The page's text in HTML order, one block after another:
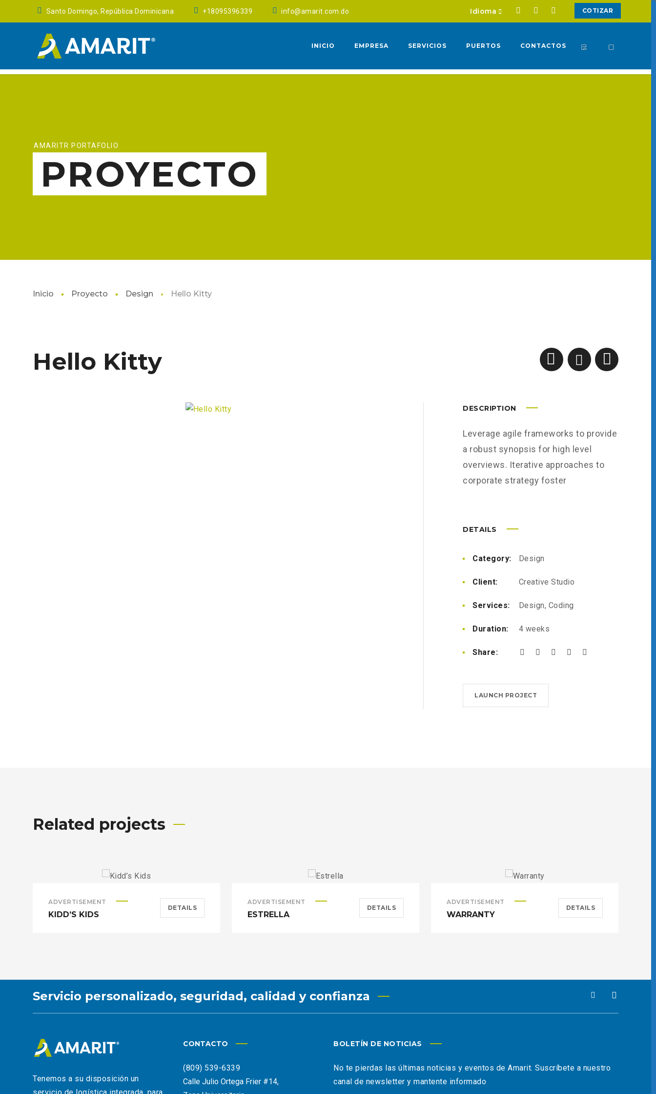
Santo Domingo, República Dominicana +18095396339 info@amarit.com.do COTIZAR
Idioma
INICIO EMPRESA SERVICIOS PUERTOS CONTACTOS
AMARITR PORTAFOLIO
PROYECTO
Inicio Proyecto Design Hello Kitty
Hello Kitty
DESCRIPTION
Leverage agile frameworks to provide
a robust synopsis for high level
overviews. Iterative approaches to
corporate strategy foster
DETAILS
Category: Design
Client: Creative Studio
Services: Design, Coding
Duration: 4 weeks
Share:
LAUNCH PROJECT
Related projects
ADVERTISEMENT
KIDD’S KIDS
DETAILS
ADVERTISEMENT
ESTRELLA
DETAILS
ADVERTISEMENT
WARRANTY
DETAILS
Servicio personalizado, seguridad, calidad y confianza
Tenemos a su disposición un
CONTACTO
(809) 539-6339
Calle Julio Ortega Frier #14,
BOLETÍN DE NOTICIAS
No te pierdas las últimas noticias y eventos de Amarit. Suscríbete a nuestro
canal de newsletter y mantente informado